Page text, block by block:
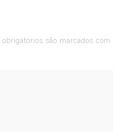
obrigatórios são marcados com